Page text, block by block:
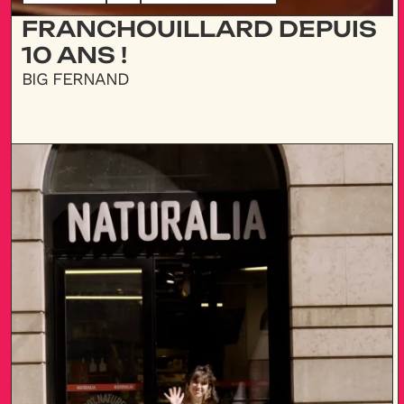
FRANCHOUILLARD DEPUIS
10 ANS !
BIG FERNAND